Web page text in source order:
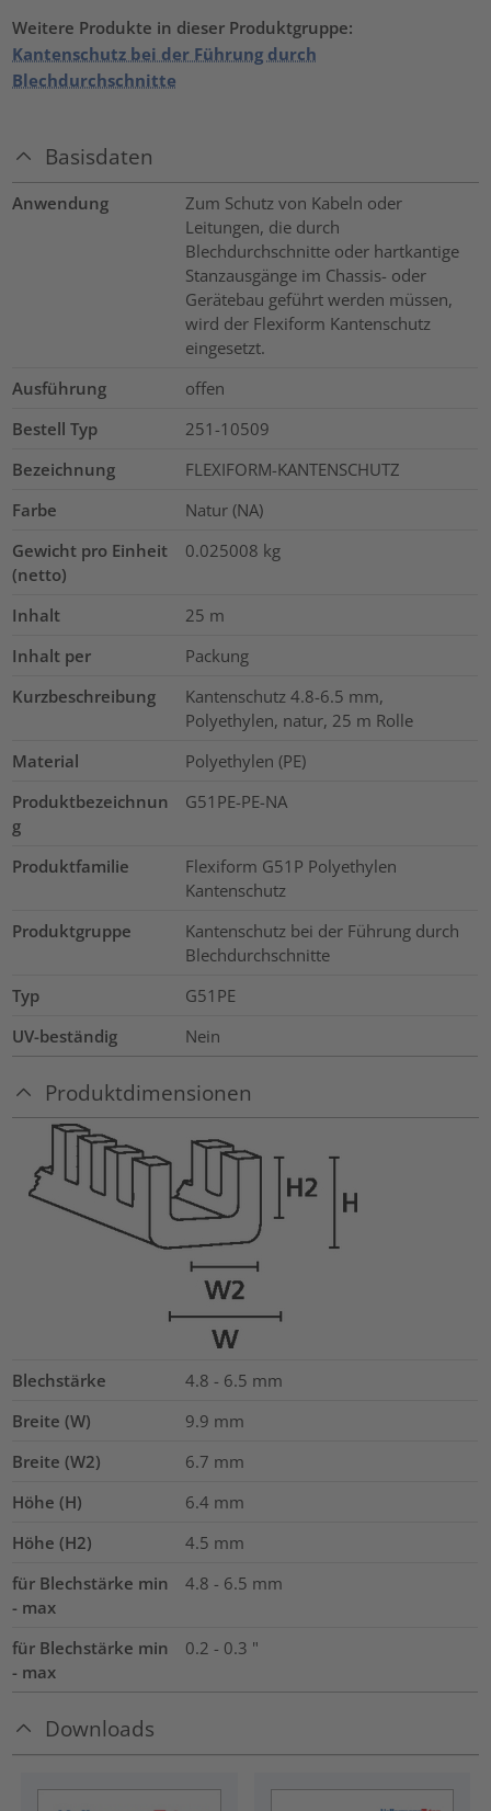
Weitere Produkte in dieser Produktgruppe:
Kantenschutz bei der Führung durch
Blechdurchschnitte
Basisdaten
Anwendung
Zum Schutz von Kabeln oder
Leitungen, die durch
Blechdurchschnitte oder hartkantige
Stanzausgänge im Chassis- oder
Gerätebau geführt werden müssen,
wird der Flexiform Kantenschutz
eingesetzt.
Ausführung
offen
Bestell Typ
251-10509
Bezeichnung
FLEXIFORM-KANTENSCHUTZ
Farbe
Natur (NA)
Gewicht pro Einheit
(netto)
0.025008 kg
Inhalt 25 m
Inhalt per
Packung
Kurzbeschreibung
Kantenschutz 4.8-6.5 mm,
Polyethylen, natur, 25 m Rolle
Material
Polyethylen (PE)
Produktbezeichnun
g
G51PE-PE-NA
Produktfamilie
Flexiform G51P Polyethylen
Kantenschutz
Produktgruppe
Kantenschutz bei der Führung durch
Blechdurchschnitte
Typ
G51PE
UV-beständig
Nein
Produktdimensionen
Blechstärke 4.8 - 6.5 mm
Breite (W)
9.9 mm
Breite (W2)
6.7 mm
Höhe (H)
6.4 mm
Höhe (H2)
4.5 mm
für Blechstärke min
- max
4.8 - 6.5 mm
für Blechstärke min
- max
0.2 - 0.3 "
Downloads